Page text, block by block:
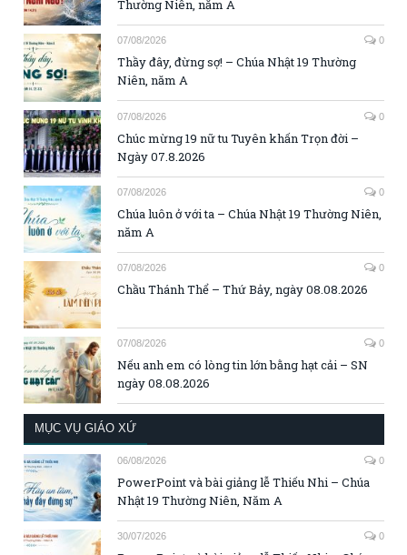
Thường Niên, năm A
07/08/2026 0
Thầy đây, đừng sợ! – Chúa Nhật 19 Thường
Niên, năm A
07/08/2026 0
Chúc mừng 19 nữ tu Tuyên khấn Trọn đời –
Ngày 07.8.2026
07/08/2026 0
Chúa luôn ở với ta – Chúa Nhật 19 Thường Niên,
năm A
07/08/2026 0
Chầu Thánh Thể – Thứ Bảy, ngày 08.08.2026
07/08/2026 0
Nếu anh em có lòng tin lớn bằng hạt cải – SN
ngày 08.08.2026
MỤC VỤ GIÁO XỨ
06/08/2026 0
PowerPoint và bài giảng lễ Thiếu Nhi – Chúa
Nhật 19 Thường Niên, Năm A
30/07/2026 0